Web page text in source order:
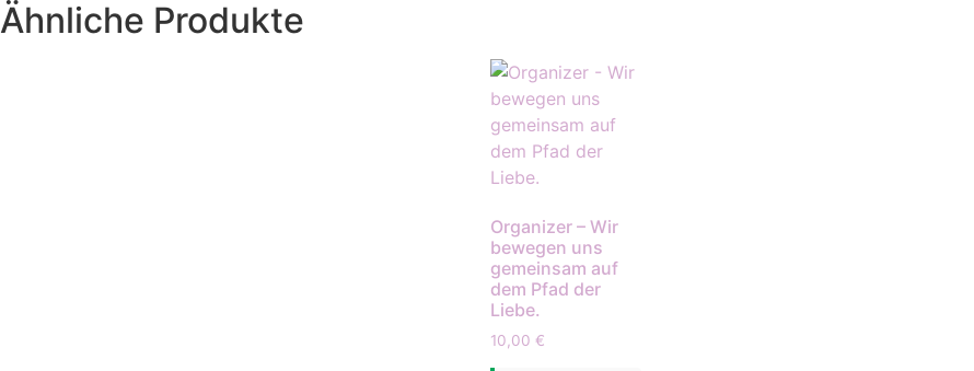
Ähnliche Produkte
Organizer – Wir
bewegen uns
gemeinsam auf
dem Pfad der
Liebe.
10,00 €